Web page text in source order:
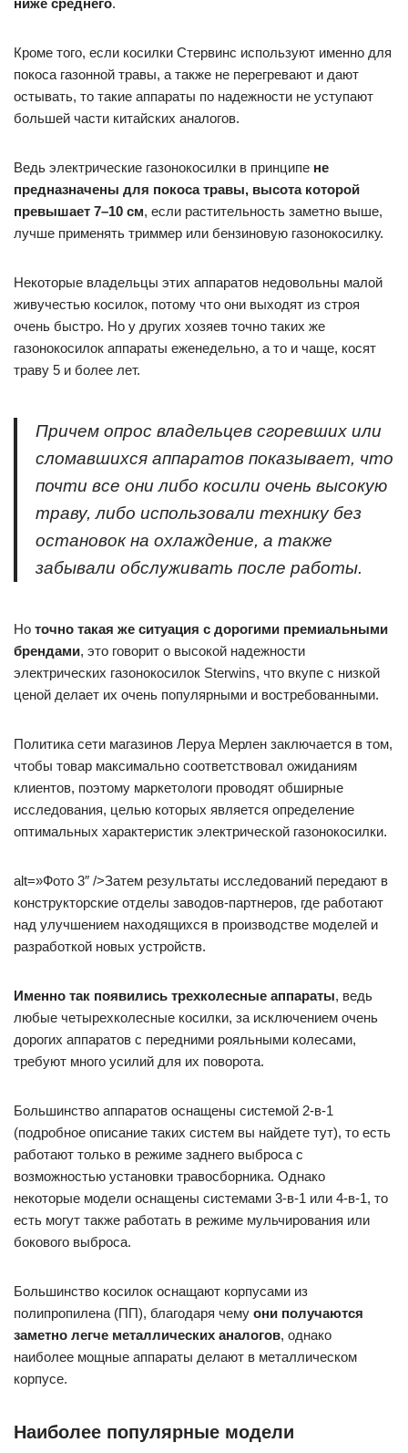
Кроме того, если косилки Стервинс используют именно для
покоса газонной травы, а также не перегревают и дают
остывать, то такие аппараты по надежности не уступают
большей части китайских аналогов.
Ведь электрические газонокосилки в принципе не
предназначены для покоса травы, высота которой
превышает 7–10 см, если растительность заметно выше,
лучше применять триммер или бензиновую газонокосилку.
Некоторые владельцы этих аппаратов недовольны малой
живучестью косилок, потому что они выходят из строя
очень быстро. Но у других хозяев точно таких же
газонокосилок аппараты еженедельно, а то и чаще, косят
траву 5 и более лет.
Причем опрос владельцев сгоревших или
сломавшихся аппаратов показывает, что
почти все они либо косили очень высокую
траву, либо использовали технику без
остановок на охлаждение, а также
забывали обслуживать после работы.
Но точно такая же ситуация с дорогими премиальными
брендами, это говорит о высокой надежности
электрических газонокосилок Sterwins, что вкупе с низкой
ценой делает их очень популярными и востребованными.
Политика сети магазинов Леруа Мерлен заключается в том,
чтобы товар максимально соответствовал ожиданиям
клиентов, поэтому маркетологи проводят обширные
исследования, целью которых является определение
оптимальных характеристик электрической газонокосилки.
alt=»Фото 3″ />Затем результаты исследований передают в
конструкторские отделы заводов-партнеров, где работают
над улучшением находящихся в производстве моделей и
разработкой новых устройств.
Именно так появились трехколесные аппараты, ведь
любые четырехколесные косилки, за исключением очень
дорогих аппаратов с передними рояльными колесами,
требуют много усилий для их поворота.
Большинство аппаратов оснащены системой 2-в-1
(подробное описание таких систем вы найдете тут), то есть
работают только в режиме заднего выброса с
возможностью установки травосборника. Однако
некоторые модели оснащены системами 3-в-1 или 4-в-1, то
есть могут также работать в режиме мульчирования или
бокового выброса.
Большинство косилок оснащают корпусами из
полипропилена (ПП), благодаря чему они получаются
заметно легче металлических аналогов, однако
наиболее мощные аппараты делают в металлическом
корпусе.
Наиболее популярные модели